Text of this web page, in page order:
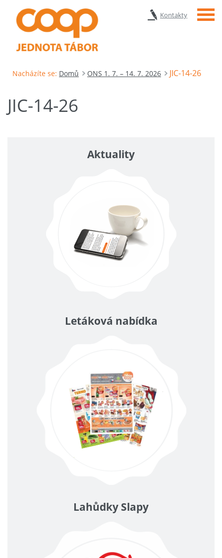
Kontakty Menu
Nacházíte se: Domů ONS 1. 7. – 14. 7. 2026 JIC-14-26
JIC-14-26
Aktuality
Letáková nabídka
Lahůdky Slapy